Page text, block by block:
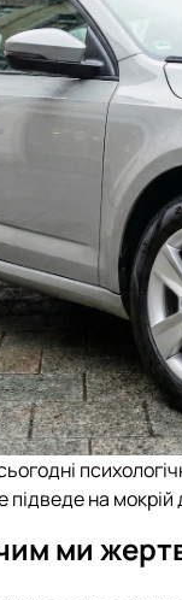
на
ми